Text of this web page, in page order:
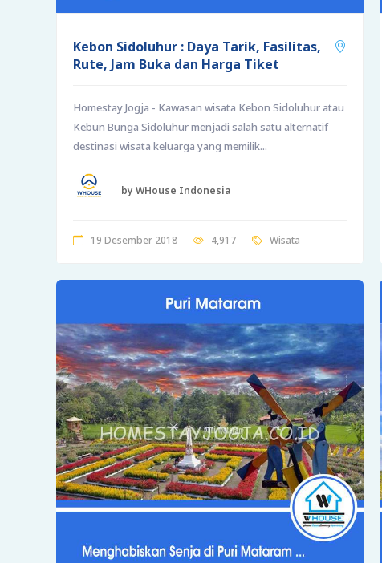
Kebon Sidoluhur : Daya Tarik, Fasilitas,
Rute, Jam Buka dan Harga Tiket
Homestay Jogja - Kawasan wisata Kebon Sidoluhur atau
Kebun Bunga Sidoluhur menjadi salah satu alternatif
destinasi wisata keluarga yang memilik...
by WHouse Indonesia
19 Desember 2018 4,917 Wisata